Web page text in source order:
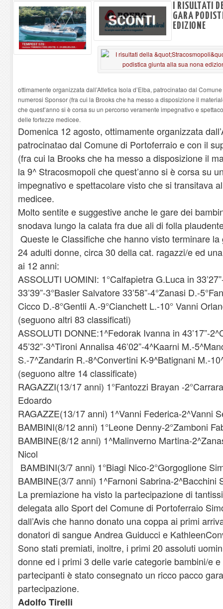
I RISULTATI
GARA
EDIZIONE
ottimamente organizzata dall’Atletica Isola d’Elba, patrocinatao dal
numerosi Sponsor (fra cui la Brooksche ha messo a disposizione il
che quest’anno si è corsa su un percorso veramente impegnativo e
delle fortezze medicee.
Domenica 12 agosto, ottimamente organizzata
patrocinatao dal Comune di Portoferraio e con il
(fra cui la Brooksche ha messo a disposizione il
la 9^ Stracosmopoli che quest’anno si è corsa su
impegnativo e spettacolare visto che si transitava
medicee.
Molto sentite e suggestive anche le gare dei
snodava lungo la calata fra due ali di folla
Queste le Classifiche che hanno visto terminare
24 adulti donne, circa 30 della cat. ragazzi/e ed
ai 12 anni:
ASSOLUTI UOMINI: 1°Calfapietra G.Luca in
33’39”-3°Basler Salvatore 33’58”-4°Zanasi D.-
Cicco D.-8°Gentli A.-9°Cianchett L.-10° Vanni
(seguono altri 83 classificati)
ASSOLUTI DONNE:1^Fedorak Ivanna in 43’17”-
45’32”-3^Tironi Annalisa 46’02”-4^Kaarni M.-
S.-7^Zandarin R.-8^Convertini K-9^Batignani M.-
(seguono altre 14 classificate)
RAGAZZI(13/17 anni) 1°Fantozzi Brayan -
Edoardo
RAGAZZE(13/17 anni) 1^Vanni Federica-2^Vanni
BAMBINI(8/12 anni) 1°Leone Denny-2°Zamboni
BAMBINE(8/12 anni) 1^Malinverno Martina-
Nicol
BAMBINI(3/7 anni) 1°Biagi Nico-2°Gorgoglione
BAMBINE(3/7 anni) 1^Farnoni Sabrina-2^Bacchini
La premiazione ha visto la partecipazione di
delegata allo Sport del Comune di Portoferraio
dall’Avis che hanno donato una coppa ai primi
donatori di sangue Andrea Guiducci e
Sono stati premiati, inoltre, i primi 20 assoluti
donne ed i primi 3 delle varie categorie bambini/e
partecipanti è stato consegnato un ricco pacco
partecipazione.
Adolfo Tirelli